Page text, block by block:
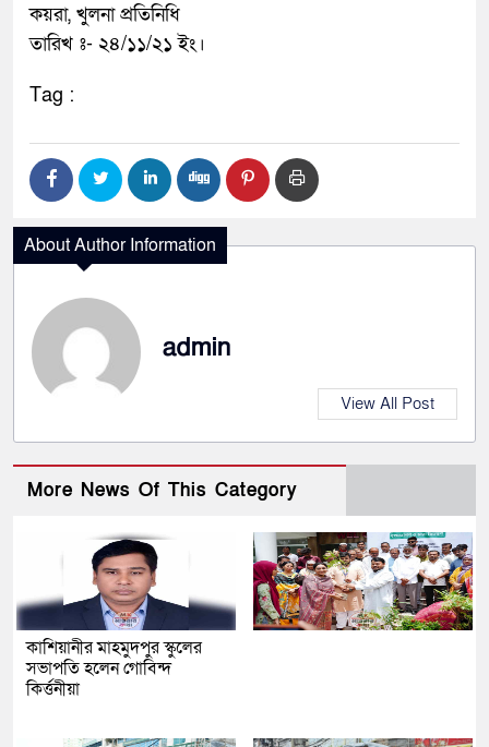
কয়রা, খুলনা প্রতিনিধি
তারিখ ঃ- ২৪/১১/২১ ইং।
Tag :
About Author Information
admin
View All Post
More News Of This Category
কাশিয়ানীর মাহমুদপুর স্কুলের
সভাপতি হলেন গোবিন্দ
কির্ত্তনীয়া